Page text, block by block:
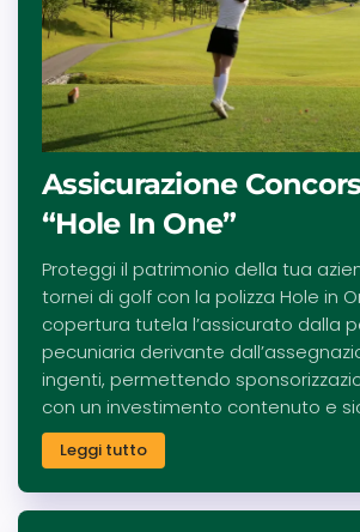
Assicurazione
“Hole In One”
Proteggi il patrimonio della tua
tornei di golf con la polizza Hole in
copertura tutela l’assicurato dalla
pecuniaria derivante
ingenti, permettendo
con un investimento contenuto e
Leggi tutto